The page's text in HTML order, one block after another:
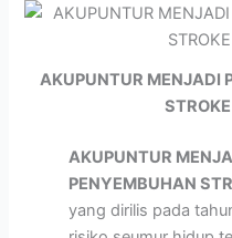
AKUPUNTUR MENJADI
AKUPUNTUR
PENYEMBUHAN
yang dirilis pada